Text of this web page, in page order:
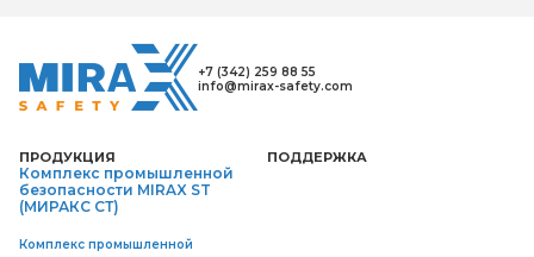
+7 (342) 259 88 55
info@mirax-safety.com
ПРОДУКЦИЯ
Комплекс промышленной
безопасности MIRAX ST
(МИРАКС СТ)
Комплекс промышленной
ПОДДЕРЖКА